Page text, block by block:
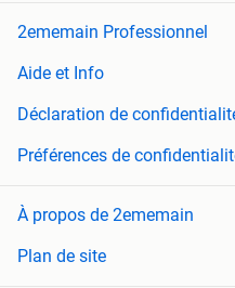
2ememain Professionnel
Aide et Info
Déclaration de
Préférences de
À propos de 2ememain
Plan de site